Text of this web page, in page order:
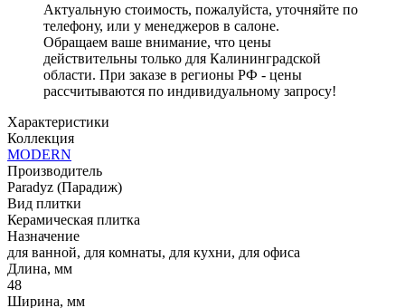
Актуальную стоимость, пожалуйста, уточняйте по
телефону, или у менеджеров в салоне.
Обращаем ваше внимание, что цены
действительны только для Калининградской
области. При заказе в регионы РФ - цены
рассчитываются по индивидуальному запросу!
Характеристики
Коллекция
MODERN
Производитель
Paradyz (Парадиж)
Вид плитки
Керамическая плитка
Назначение
для ванной, для комнаты, для кухни, для офиса
Длина, мм
48
Ширина, мм